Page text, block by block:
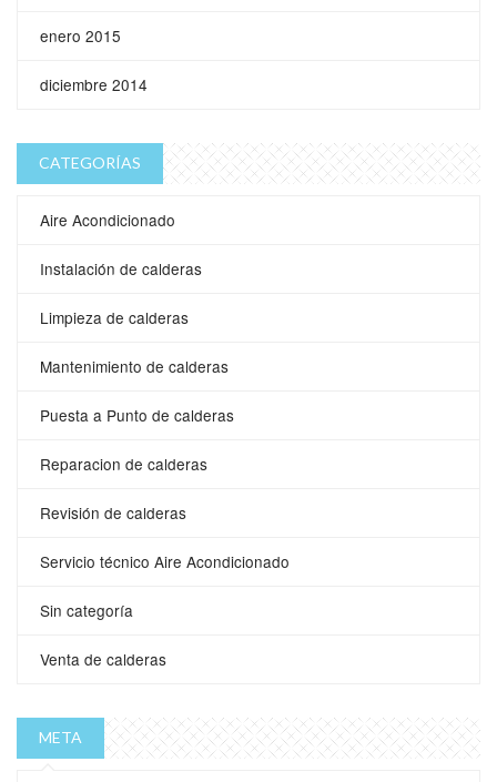
enero 2015
diciembre 2014
CATEGORÍAS
Aire Acondicionado
Instalación de calderas
Limpieza de calderas
Mantenimiento de calderas
Puesta a Punto de calderas
Reparacion de calderas
Revisión de calderas
Servicio técnico Aire Acondicionado
Sin categoría
Venta de calderas
META